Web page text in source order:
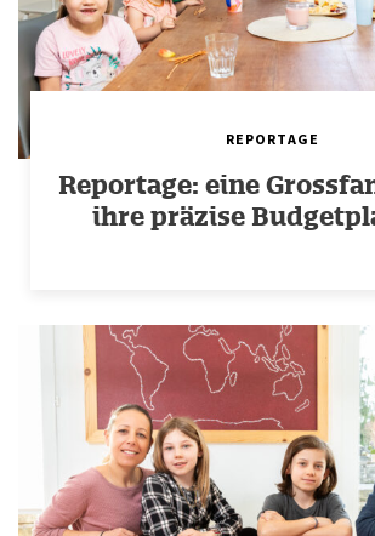
REPORTAGE
Reportage: eine
ihre präzise